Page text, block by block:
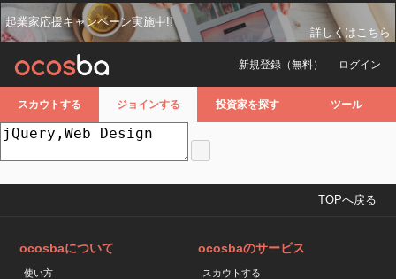
起業家応援キャンペーン実施中!!
詳しくはこちら
ログイン
新規登録（無料）
スカウトする ジョインする 投資家を探す ツール
TOPへ戻る
ocosbaについて
使い方
ocosbaのサービス
スカウトする